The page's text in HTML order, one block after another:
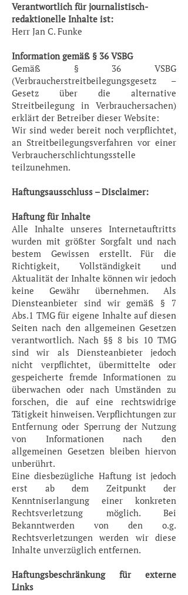
Verantwortlich für journalistisch-
redaktionelle Inhalte ist:
Herr Jan C. Funke
Information gemäß § 36 VSBG
Gemäß § 36 VSBG
(Verbraucherstreitbeilegungsgesetz –
Gesetz über die alternative
Streitbeilegung in Verbrauchersachen)
erklärt der Betreiber dieser Website:
Wir sind weder bereit noch verpflichtet,
an Streitbeilegungsverfahren vor einer
Verbraucherschlichtungsstelle
teilzunehmen.
Haftungsausschluss – Disclaimer:
Haftung für Inhalte
Alle Inhalte unseres Internetauftritts
wurden mit größter Sorgfalt und nach
bestem Gewissen erstellt. Für die
Richtigkeit, Vollständigkeit und
Aktualität der Inhalte können wir jedoch
keine Gewähr übernehmen. Als
Diensteanbieter sind wir gemäß § 7
Abs.1 TMG für eigene Inhalte auf diesen
Seiten nach den allgemeinen Gesetzen
verantwortlich. Nach §§ 8 bis 10 TMG
sind wir als Diensteanbieter jedoch
nicht verpflichtet, übermittelte oder
gespeicherte fremde Informationen zu
überwachen oder nach Umständen zu
forschen, die auf eine rechtswidrige
Tätigkeit hinweisen. Verpflichtungen zur
Entfernung oder Sperrung der Nutzung
von Informationen nach den
allgemeinen Gesetzen bleiben hiervon
unberührt.
Eine diesbezügliche Haftung ist jedoch
erst ab dem Zeitpunkt der
Kenntniserlangung einer konkreten
Rechtsverletzung möglich. Bei
Bekanntwerden von den o.g.
Rechtsverletzungen werden wir diese
Inhalte unverzüglich entfernen.
Haftungsbeschränkung für externe
Links